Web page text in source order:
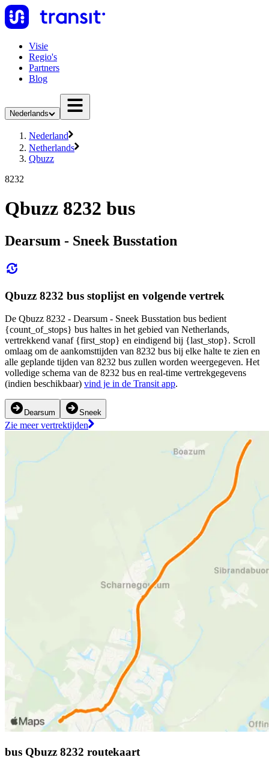
Visie
Regio's
Partners
Blog
Nederlands
Nederland
Netherlands
Qbuzz
8232
Qbuzz 8232 bus
Dearsum - Sneek Busstation
Qbuzz 8232 bus stoplijst en volgende vertrek
De Qbuzz 8232 - Dearsum - Sneek Busstation bus bedient
{count_of_stops} bus haltes in het gebied van Netherlands,
vertrekkend vanaf {first_stop} en eindigend bij {last_stop}. Scroll
omlaag om de aankomsttijden van 8232 bus bij elke halte te zien en
alle geplande tijden van 8232 bus zullen worden weergegeven. Het
volledige schema van de 8232 bus en real-time vertrekgegevens
(indien beschikbaar) vind je in de Transit app.
Dearsum Sneek
Zie meer vertrektijden
bus Qbuzz 8232 routekaart